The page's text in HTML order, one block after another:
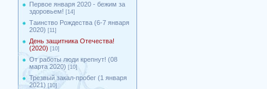
Первое января 2020 - бежим за
здоровьем! [14]
Таинство Рождества (6-7 января
2020) [11]
День защитника Отечества!
(2020) [10]
От работы люди крепнут! (08
марта 2020) [10]
Трезвый закал-пробег (1 января
2021) [10]